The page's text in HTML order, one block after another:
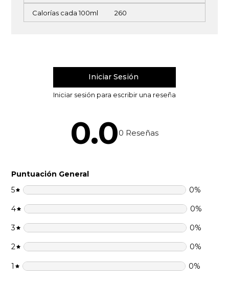
Calorías cada 100ml 260
0.00 Reseñas
Puntuación General
5
0%
4 0%
3 0%
2 0%
1 0%